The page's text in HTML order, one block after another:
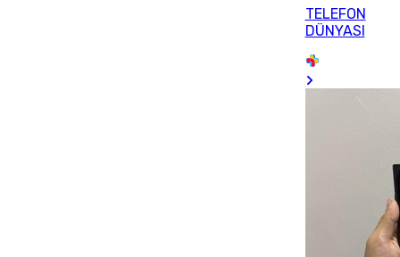
TELEFON
DÜNYASI